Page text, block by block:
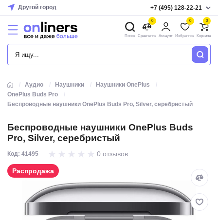
Другой город +7 (495) 128-22-21
КАТАЛОГ
Поиск
0
Сравнение Аккаунт
0
Избранное
0
Корзина
Аудио Наушники
Наушники OnePlus
OnePlus Buds Pro
Беспроводные наушники OnePlus Buds Pro, Silver, серебристый
Беспроводные наушники OnePlus Buds
Pro, Silver, серебристый
Код: 41495 0 отзывов
Распродажа